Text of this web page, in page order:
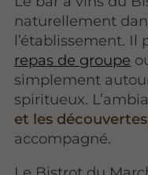
naturellement
l’établissement.
repas de groupe
simplement
spiritueux.
et les découvertes
accompagné.